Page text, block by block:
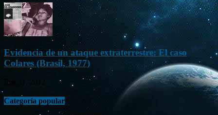
Evidencia de un ataque extraterrestre: El caso
Colares (Brasil, 1977)
Ene 21, 2012
Categoría popular